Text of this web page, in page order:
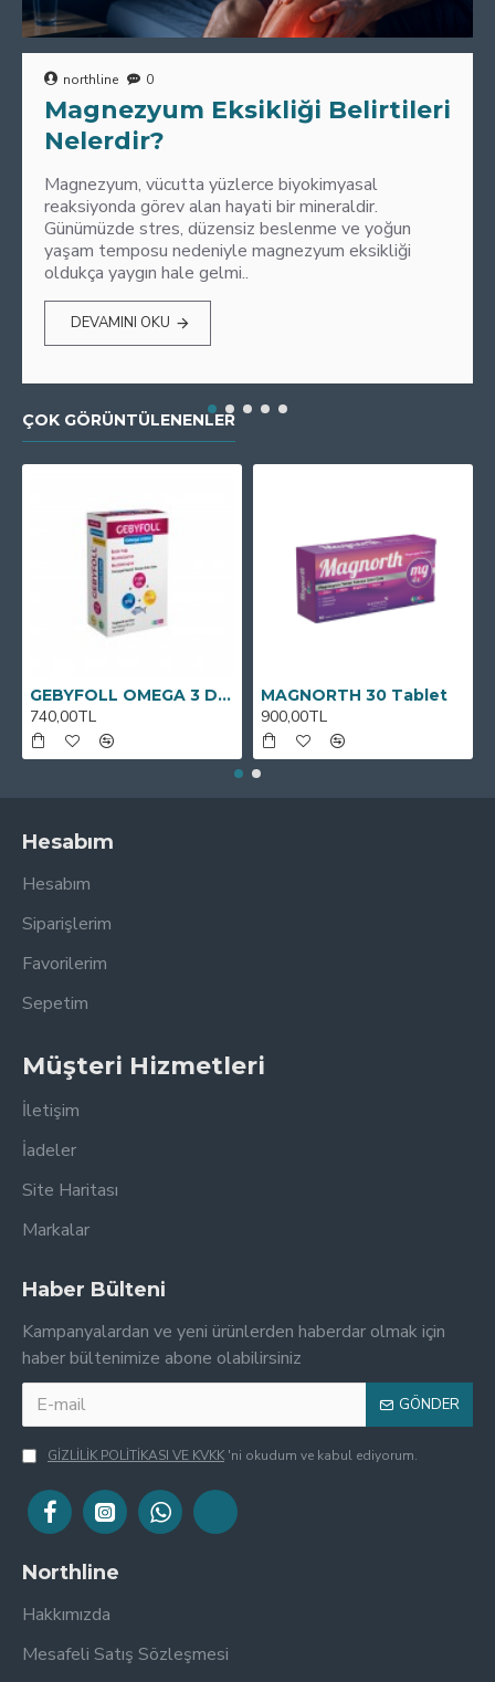
northline 0
Magnezyum Eksikliği Belirtileri
Nelerdir?
Magnezyum, vücutta yüzlerce biyokimyasal
reaksiyonda görev alan hayati bir mineraldir.
Günümüzde stres, düzensiz beslenme ve yoğun
yaşam temposu nedeniyle magnezyum eksikliği
oldukça yaygın hale gelmi..
DEVAMINI OKU
ÇOK GÖRÜNTÜLENENLER
GEBYFOLL OMEGA 3 DHA
740,00TL
MAGNORTH 30 Tablet
900,00TL
Hesabım
Hesabım
Siparişlerim
Favorilerim
Sepetim
Müşteri Hizmetleri
İletişim
İadeler
Site Haritası
Markalar
Haber Bülteni
Kampanyalardan ve yeni ürünlerden haberdar olmak için
haber bültenimize abone olabilirsiniz
GÖNDER
GİZLİLİK POLİTİKASI VE KVKK 'ni okudum ve kabul ediyorum.
Northline
Hakkımızda
Mesafeli Satış Sözleşmesi